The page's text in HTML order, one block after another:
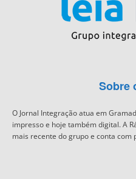
Sobre
O Jornal Integração atua em
impresso e hoje também digital. A
mais recente do grupo e conta com